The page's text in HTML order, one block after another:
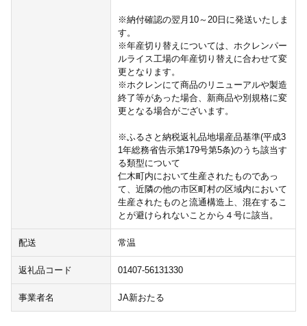
※納付確認の翌月10～20日に発送いたしま
す。
※年産切り替えについては、ホクレンパー
ルライス工場の年産切り替えに合わせて変
更となります。
※ホクレンにて商品のリニューアルや製造
終了等があった場合、新商品や別規格に変
更となる場合がございます。
※ふるさと納税返礼品地場産品基準(平成3
1年総務省告示第179号第5条)のうち該当す
る類型について
仁木町内において生産されたものであっ
て、近隣の他の市区町村の区域内において
生産されたものと流通構造上、混在するこ
とが避けられないことから４号に該当。
配送 常温
返礼品コード 01407-56131330
事業者名 JA新おたる